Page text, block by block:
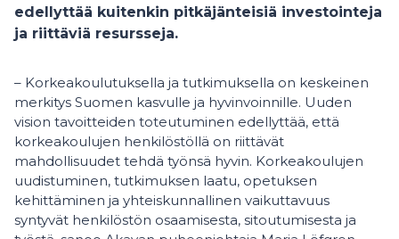
edellyttää kuitenkin pitkäjänteisiä investointeja
ja riittäviä resursseja.
– Korkeakoulutuksella ja tutkimuksella on keskeinen
merkitys Suomen kasvulle ja hyvinvoinnille. Uuden
vision tavoitteiden toteutuminen edellyttää, että
korkeakoulujen henkilöstöllä on riittävät
mahdollisuudet tehdä työnsä hyvin. Korkeakoulujen
uudistuminen, tutkimuksen laatu, opetuksen
kehittäminen ja yhteiskunnallinen vaikuttavuus
syntyvät henkilöstön osaamisesta, sitoutumisesta ja